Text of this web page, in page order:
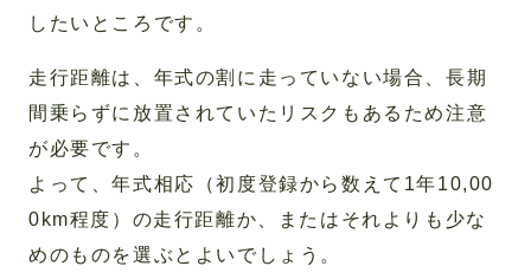
したいところです。
走行距離は、年式の割に走っていない場合、長期
間乗らずに放置されていたリスクもあるため注意
が必要です。
よって、年式相応（初度登録から数えて1年10,00
0km程度）の走行距離か、またはそれよりも少な
めのものを選ぶとよいでしょう。